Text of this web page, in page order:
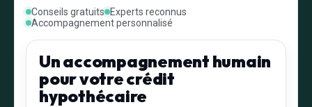
Conseils gratuits
Experts reconnus
Accompagnement personnalisé
Un accompagnement humain
pour votre crédit
hypothécaire